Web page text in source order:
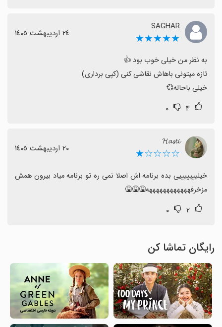
SAGHAR
★★★★★ ٢٤ اردیبهشت ١٤٠٥
خیلی باحاله💞
۴ ۰
𝓗𝓪𝓼𝓽𝓲
☆☆☆☆★ ٢٠ اردیبهشت ١٤٠٥
مزخرفههههههههههههه🤮🤮🤮
۲ ۰
رایگان تماشا کن